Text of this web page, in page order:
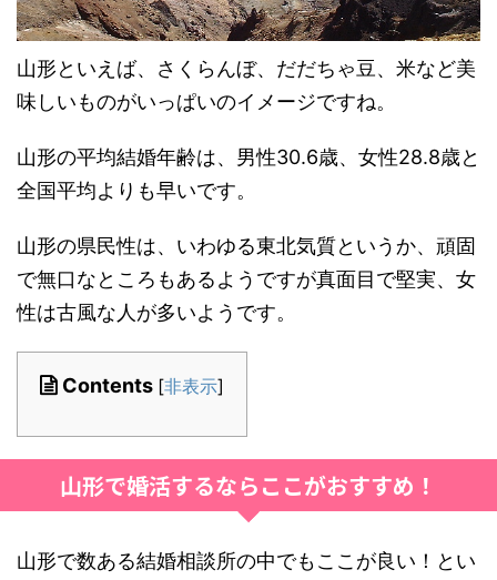
山形といえば、さくらんぼ、だだちゃ豆、米など美
味しいものがいっぱいのイメージですね。
山形の平均結婚年齢は、男性30.6歳、女性28.8歳と
全国平均よりも早いです。
山形の県民性は、いわゆる東北気質というか、頑固
で無口なところもあるようですが真面目で堅実、女
性は古風な人が多いようです。
Contents [非表示]
山形で婚活するならここがおすすめ！
山形で数ある結婚相談所の中でもここが良い！とい